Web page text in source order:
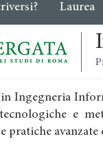
Laurea
Ingegneria
e
pratiche